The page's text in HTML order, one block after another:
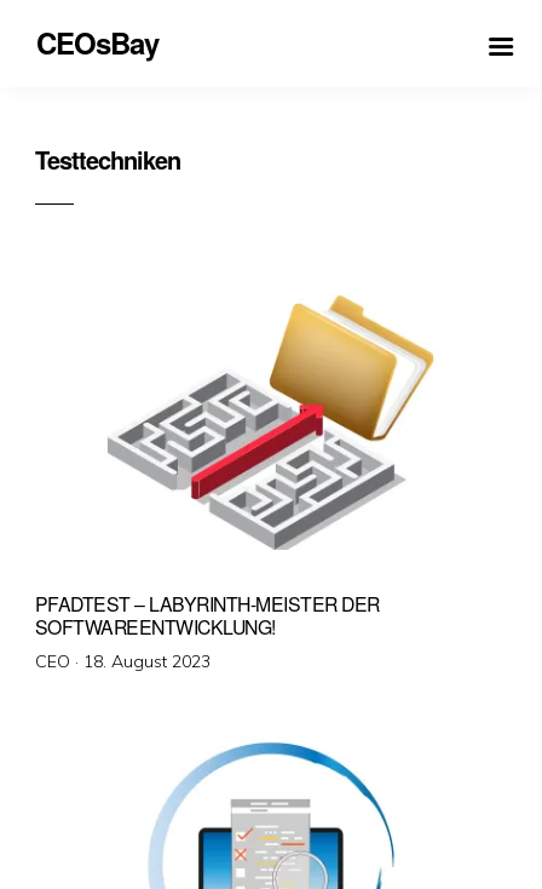
CEOsBay
Testtechniken
PFADTEST – LABYRINTH-MEISTER DER
SOFTWAREENTWICKLUNG!
CEO · Veröffentlicht
18. August 2023